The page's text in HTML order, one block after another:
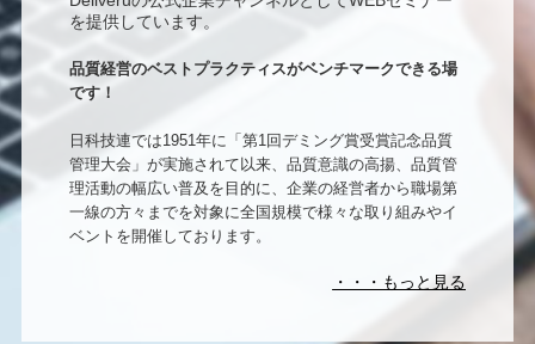
を提供しています。
品質経営のベストプラクティスがベンチマークできる場
です！
日科技連では1951年に「第1回デミング賞受賞記念品質
管理大会」が実施されて以来、品質意識の高揚、品質管
理活動の幅広い普及を目的に、企業の経営者から職場第
一線の方々までを対象に全国規模で様々な取り組みやイ
ベントを開催しております。
2000年には、時代の要請から「サービス産業における品